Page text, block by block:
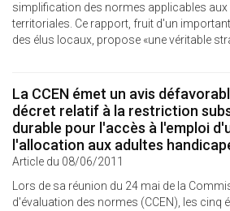
simplification des normes applicables
territoriales. Ce rapport, fruit d'un
des élus locaux, propose «une véritable
La CCEN émet un avis
décret relatif à la restriction
durable pour l'accès à l'emploi
l'allocation aux adultes
Article du 08/06/2011
Lors de sa réunion du 24 mai de la
d'évaluation des normes (CCEN), les cinq